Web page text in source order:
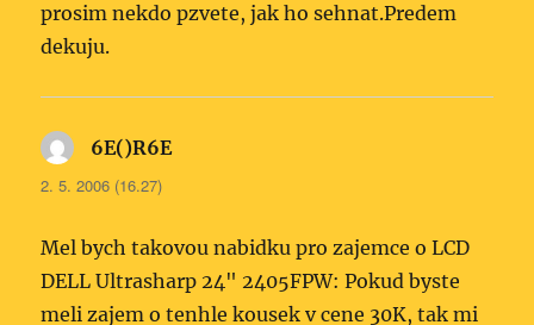
prosim nekdo pzvete, jak ho sehnat.Predem
dekuju.
6E()R6Enapsal:
2. 5. 2006 (16.27)
Mel bych takovou nabidku pro zajemce o LCD
DELL Ultrasharp 24" 2405FPW: Pokud byste
meli zajem o tenhle kousek v cene 30K, tak mi